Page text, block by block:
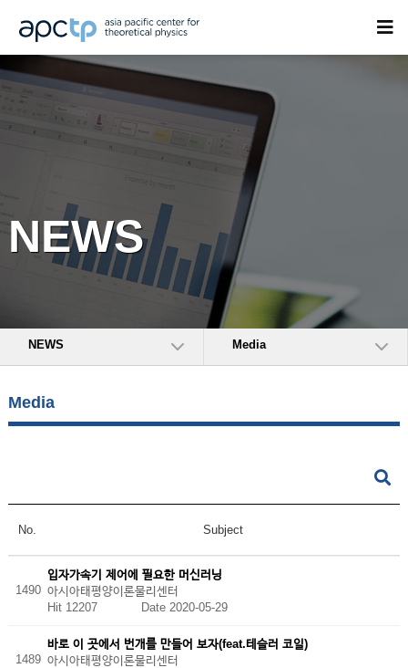
NEWS
NEWS Media
Media
No. Subject
1490
입자가속기 제어에 필요한 머신러닝
아시아태평양이론물리센터
Hit 12207 Date 2020-05-29
1489
바로 이 곳에서 번개를 만들어 보자(feat.테슬러 코일)
아시아태평양이론물리센터